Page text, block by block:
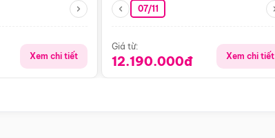
Xem chi tiết
07/11
Giá từ:
12.190.000đ Xem chi tiết